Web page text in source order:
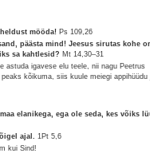
mööda! Ps 109,26
päästa mind! Jeesus sirutas kohe
sa kahtlesid? Mt 14,30–31
astuda igavese elu teele, nii nagu Peetrus
kõikuma, siis kuule meiegi appihüüdu
elanikega, ega ole seda, kes võiks
ajal. 1Pt 5,6
kui Sind!